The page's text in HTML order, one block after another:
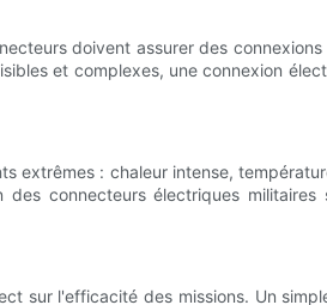
doivent assurer des
et complexes, une connexion
extrêmes : chaleur intense,
connecteurs électriques
sur l'efficacité des missions. Un